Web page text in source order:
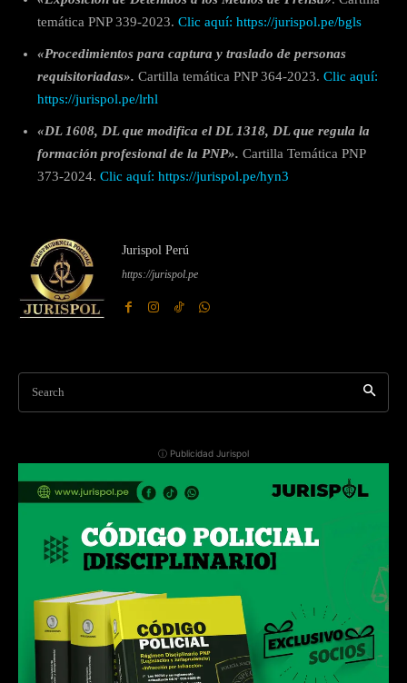
temática PNP 339-2023. Clic aquí: https://jurispol.pe/bgls
«Procedimientos para captura y traslado de personas
requisitoriadas». Cartilla temática PNP 364-2023. Clic aquí:
https://jurispol.pe/lrhl
«DL 1608, DL que modifica el DL 1318, DL que regula la
formación profesional de la PNP». Cartilla Temática PNP
373-2024. Clic aquí: https://jurispol.pe/hyn3
Jurispol Perú
https://jurispol.pe
Search
ⓘ Publicidad Jurispol